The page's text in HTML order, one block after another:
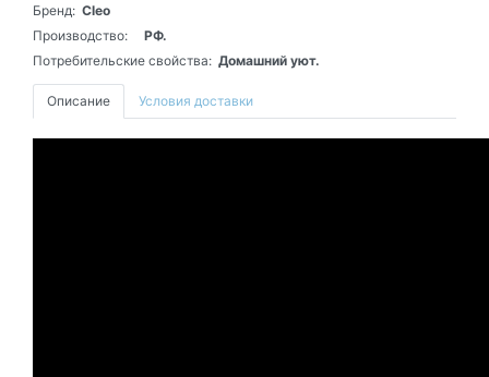
Бренд: Cleo
Производство:
РФ.
Потребительские свойства: Домашний уют.
Описание Условия доставки